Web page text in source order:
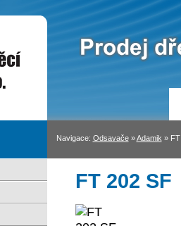
Navigace: Odsavače»Adamik »
FT 202 SF